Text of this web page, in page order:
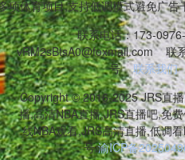
体育项目,支持低调模式避免
联系电话：173-
vRM2sBtsA0@foxmail.com
联
号
联系我们
Copyright © 2016-2025 JRS直
播,高清NBA直播,JRS直播吧,免
线NBA观看,JRS高清直播,低调
号:渝ICP备